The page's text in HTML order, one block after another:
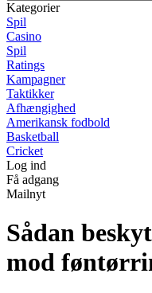
Kategorier
Spil
Casino
Spil
Ratings
Kampagner
Taktikker
Afhængighed
Amerikansk fodbold
Basketball
Cricket
Log ind
Få adgang
Mailnyt
Sådan
mod